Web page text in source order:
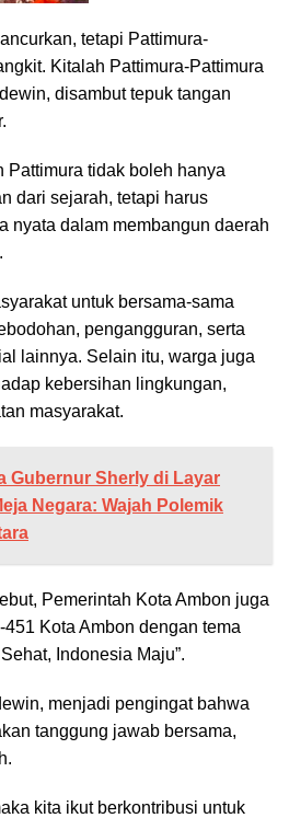
tetapi Pattimura-
Kitalah Pattimura-Pattimura
disambut tepuk tangan
Pattimura tidak boleh hanya
dari sejarah, tetapi harus
nyata dalam membangun daerah
untuk bersama-sama
pengangguran, serta
lainnya. Selain itu, warga juga
kebersihan lingkungan,
masyarakat.
Gubernur Sherly di Layar
Negara: Wajah Polemik
Pemerintah Kota Ambon juga
Kota Ambon dengan tema
Indonesia Maju”.
menjadi pengingat bahwa
tanggung jawab bersama,
kita ikut berkontribusi untuk